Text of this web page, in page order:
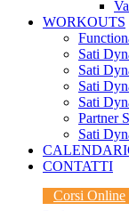
WORKOUTS
Sati
Sati
Sati
Sati
Partner
Sati
CONTATTI
Corsi Online